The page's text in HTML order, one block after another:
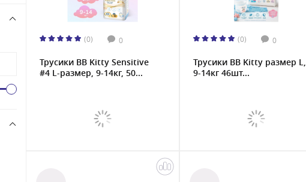
(0) 0
Трусики BB Kitty Sensitive
#4 L-размер, 9-14кг, 50...
(0) 0
Трусики BB Kitty размер L,
9-14кг 46шт...